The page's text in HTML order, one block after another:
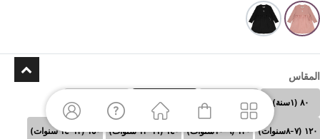
المقاس
٨٠ (١سنة) ٩٠(٢ سنوات) ١١٠ (٥-٦سنوات)
١٢٠ (٧-٨سنوات) ١٣٠ (٩-١٠سنوات) ١٤٠ (١١-١٢ سنوات) ١٥٠ (١٣-١٤ سنوات)